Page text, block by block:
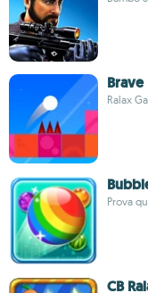
Brave
Ralax
Prova
CB